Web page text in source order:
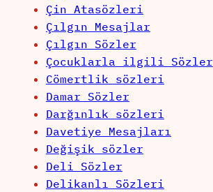
Çin Atasözleri
Çılgın Mesajlar
Çılgın Sözler
Çocuklarla ilgili Sözler
Cömertlik sözleri
Damar Sözler
Darğınlık sözleri
Davetiye Mesajları
Değişik sözler
Deli Sözler
Delikanlı Sözleri